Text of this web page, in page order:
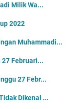
Milik Wa...
2022
Muhammadi...
Februari...
27 Febr...
Dikenal ...